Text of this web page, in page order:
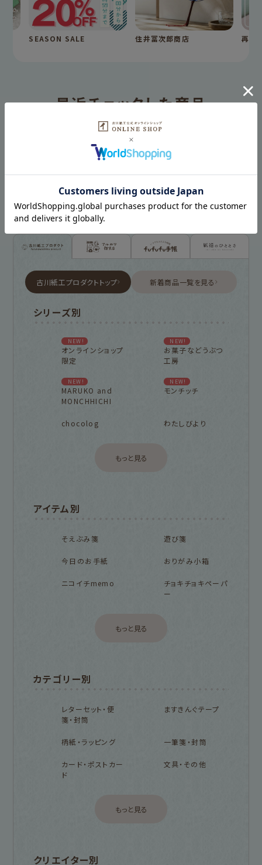
SEASON SALE 住井冨次郎商店 再入
最近チェックした商品
HISTORY
古川紙工プロダクトトップ 新着商品一覧を見る
シリーズ別
NEW!
オンラインショップ
限定
NEW!
お菓子などうぶつ
工房
NEW!
MARUKO and
MONCHHICHI
NEW!
モンチッチ
chocolog わたしびより
もっと見る
アイテム別
そえぶみ箋 遊び箋
今日のお手紙 おりがみ小箱
ニコイチmemo
チョキチョキペーパ
ー
もっと見る
カテゴリー別
レターセット・便
箋・封筒
ますきんぐテープ
柄紙・ラッピング 一筆箋・封筒
カード・ポストカー
ド
文具・その他
もっと見る
クリエイター別